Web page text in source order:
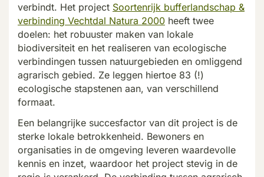
verbindt. Het project Soortenrijk bufferlandschap &
verbinding Vechtdal Natura 2000 heeft twee
doelen: het robuuster maken van lokale
biodiversiteit en het realiseren van ecologische
verbindingen tussen natuurgebieden en omliggend
agrarisch gebied. Ze leggen hiertoe 83 (!)
ecologische stapstenen aan, van verschillend
formaat.
Een belangrijke succesfactor van dit project is de
sterke lokale betrokkenheid. Bewoners en
organisaties in de omgeving leveren waardevolle
kennis en inzet, waardoor het project stevig in de